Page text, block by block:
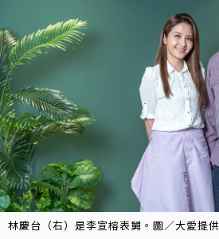
林慶台（右）是李宣榕表舅。圖／大愛提供